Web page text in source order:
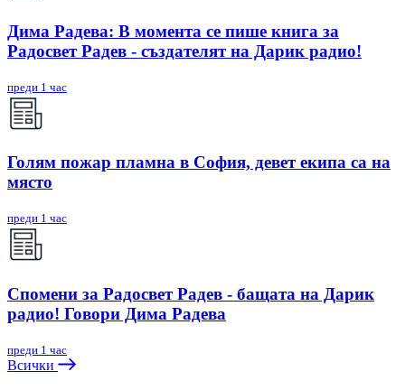
Дима Радева: В момента се пише книга за
Радосвет Радев - създателят на Дарик радио!
преди 1 час
Голям пожар пламна в София, девет екипа са на
място
преди 1 час
Спомени за Радосвет Радев - бащата на Дарик
радио! Говори Дима Радева
преди 1 час
Всички